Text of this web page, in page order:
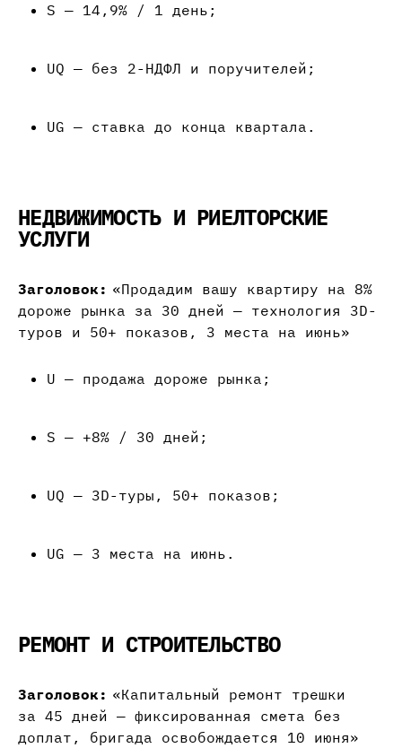
S — 14,9% / 1 день;
UQ — без 2-НДФЛ и поручителей;
UG — ставка до конца квартала.
НЕДВИЖИМОСТЬ И РИЕЛТОРСКИЕ
УСЛУГИ
Заголовок: «Продадим вашу квартиру на 8%
дороже рынка за 30 дней — технология 3D-
туров и 50+ показов, 3 места на июнь»
U — продажа дороже рынка;
S — +8% / 30 дней;
UQ — 3D-туры, 50+ показов;
UG — 3 места на июнь.
РЕМОНТ И СТРОИТЕЛЬСТВО
Заголовок: «Капитальный ремонт трешки
за 45 дней — фиксированная смета без
доплат, бригада освобождается 10 июня»